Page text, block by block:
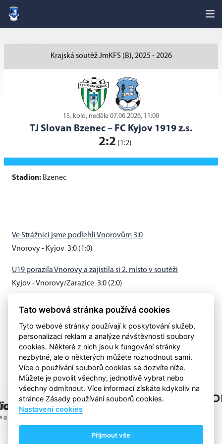
Krajská soutěž JmKFS (B), 2025 - 2026
15. kolo, neděle 07.06.2026, 11:00
TJ Slovan Bzenec – FC Kyjov 1919 z.s.
2:2 (1:2)
Stadion: Bzenec
Ve Strážnici jsme podlehli Vnorovům 3:0
Vnorovy - Kyjov 3:0 (1:0)
U19 porazila Vnorovy a zajistila si 2. místo v soutěži
Kyjov - Vnorovy/Zarazice 3:0 (2:0)
Muži B vyhráli v Hovoranech 3:0
Tato webová stránka používá cookies
Tyto webové stránky používají k poskytování služeb,
personalizaci reklam a analýze návštěvnosti soubory
cookies. Některé z nich jsou k fungování stránky
nezbytné, ale o některých můžete rozhodnout sami.
Více o používání souborů cookies se dozvíte níže.
Můžete je povolit všechny, jednotlivě vybrat nebo
všechny odmítnout. Více informací získáte kdykoliv na
stránce Zásady používání souborů cookies.
Nastavení cookies
Přijmout vše